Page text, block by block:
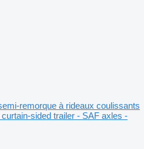
remorque à rideaux coulissants
sided trailer - SAF axles -